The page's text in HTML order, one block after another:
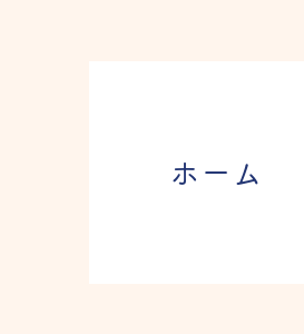
ホーム